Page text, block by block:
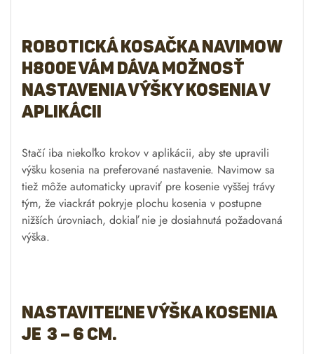
Robotická kosačka Navimow
H800E vám dáva možnosť
nastavenia výšky kosenia v
aplikácii
Stačí iba niekoľko krokov v aplikácii, aby ste upravili
výšku kosenia na preferované nastavenie. Navimow sa
tiež môže automaticky upraviť pre kosenie vyššej trávy
tým, že viackrát pokryje plochu kosenia v postupne
nižších úrovniach, dokiaľ nie je dosiahnutá požadovaná
výška.
Nastaviteľne výška kosenia
je 3 – 6 cm.